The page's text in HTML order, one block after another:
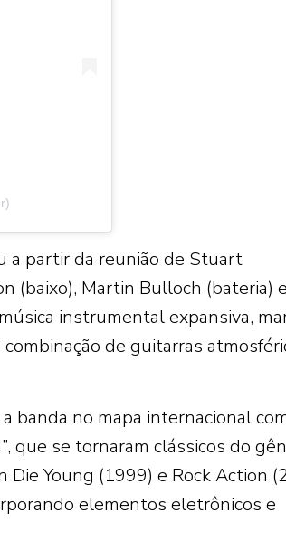
a partir da reunião de Stuart
(baixo), Martin Bulloch (bateria) e
instrumental expansiva,
de guitarras
banda no mapa internacional
que se tornaram clássicos do
Die Young (1999) e Rock Action
elementos eletrônicos e